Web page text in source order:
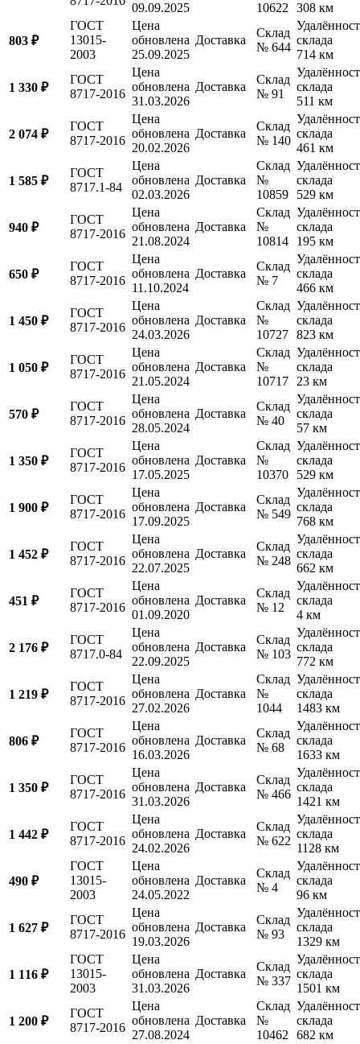
09.09.2025 10622 308 км
803 ₽
ГОСТ
13015-
2003
Цена
обновлена
25.09.2025
Доставка
Склад
№ 644
склада
714 км
1 330 ₽
ГОСТ
8717-2016
Цена
обновлена
31.03.2026
Доставка
Склад
№ 91
склада
511 км
2 074 ₽
ГОСТ
8717-2016
Цена
обновлена
20.02.2026
Доставка
Склад
№ 140
склада
461 км
1 585 ₽
ГОСТ
8717.1-84
Цена
обновлена
02.03.2026
Доставка
Склад
№
10859
склада
529 км
940 ₽
ГОСТ
8717-2016
Цена
обновлена
21.08.2024
Доставка
Склад
№
10814
склада
195 км
650 ₽
ГОСТ
8717-2016
Цена
обновлена
11.10.2024
Доставка
Склад
№ 7
склада
466 км
1 450 ₽
ГОСТ
8717-2016
Цена
обновлена
24.03.2026
Доставка
Склад
№
10727
склада
823 км
1 050 ₽
ГОСТ
8717-2016
Цена
обновлена
21.05.2024
Доставка
Склад
№
10717
склада
23 км
570 ₽
ГОСТ
8717-2016
Цена
обновлена
28.05.2024
Доставка
Склад
№ 40
склада
57 км
1 350 ₽
ГОСТ
8717-2016
Цена
обновлена
17.05.2025
Доставка
Склад
№
10370
склада
529 км
1 900 ₽
ГОСТ
8717-2016
Цена
обновлена
17.09.2025
Доставка
Склад
№ 549
склада
768 км
1 452 ₽
ГОСТ
8717-2016
Цена
обновлена
22.07.2025
Доставка
Склад
№ 248
склада
662 км
451 ₽
ГОСТ
8717-2016
Цена
обновлена
01.09.2020
Доставка
Склад
№ 12
склада
4 км
2 176 ₽
ГОСТ
8717.0-84
Цена
обновлена
22.09.2025
Доставка
Склад
№ 103
склада
772 км
1 219 ₽
ГОСТ
8717-2016
Цена
обновлена
27.02.2026
Доставка
Склад
№
1044
склада
1483 км
806 ₽
ГОСТ
8717-2016
Цена
обновлена
16.03.2026
Доставка
Склад
№ 68
склада
1633 км
1 350 ₽
ГОСТ
8717-2016
Цена
обновлена
31.03.2026
Доставка
Склад
№ 466
склада
1421 км
1 442 ₽
ГОСТ
8717-2016
Цена
обновлена
24.02.2026
Доставка
Склад
№ 622
склада
1128 км
490 ₽
ГОСТ
13015-
2003
Цена
обновлена
24.05.2022
Доставка
Склад
№ 4
склада
96 км
1 627 ₽
ГОСТ
8717-2016
Цена
обновлена
19.03.2026
Доставка
Склад
№ 93
склада
1329 км
1 116 ₽
ГОСТ
13015-
2003
Цена
обновлена
31.03.2026
Доставка
Склад
№ 337
склада
1501 км
1 200 ₽
ГОСТ
8717-2016
Цена
обновлена
27.08.2024
Доставка
Склад
№
10462
склада
682 км